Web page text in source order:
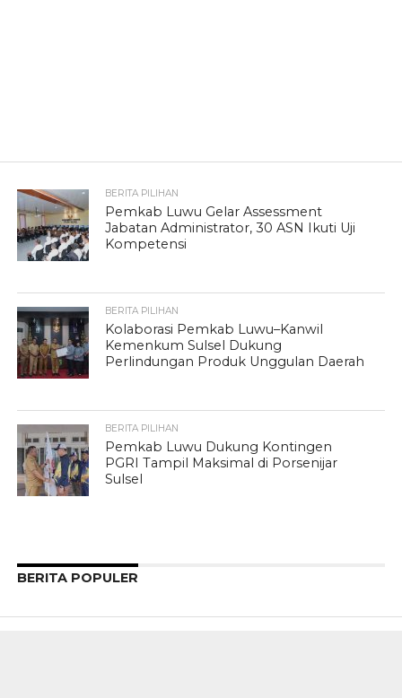
BERITA PILIHAN
Pemkab Luwu Gelar Assessment
Jabatan Administrator, 30 ASN Ikuti Uji
Kompetensi
BERITA PILIHAN
Kolaborasi Pemkab Luwu–Kanwil
Kemenkum Sulsel Dukung
Perlindungan Produk Unggulan Daerah
BERITA PILIHAN
Pemkab Luwu Dukung Kontingen
PGRI Tampil Maksimal di Porsenijar
Sulsel
BERITA POPULER